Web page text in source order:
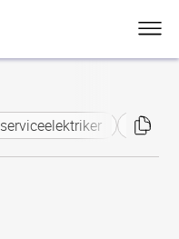
serviceelektriker Solna